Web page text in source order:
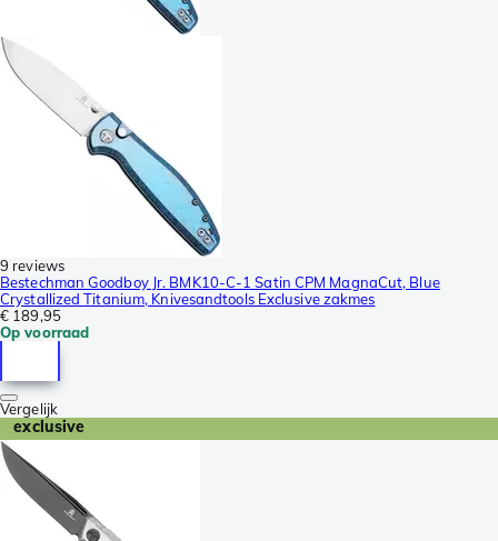
9 reviews
Bestechman Goodboy Jr. BMK10-C-1 Satin CPM MagnaCut, Blue
Crystallized Titanium, Knivesandtools Exclusive zakmes
€ 189,95
Op voorraad
Vergelijk
exclusive